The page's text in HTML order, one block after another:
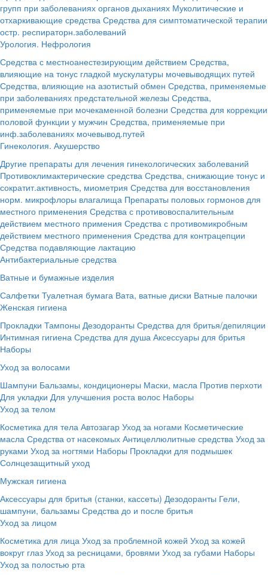
групп при заболеваниях органов дыханиях Муколитические и
отхаркивающие средства Средства для симптоматической терапии
остр. респираторн.заболеваний
Урология. Нефрология
Средства с местноанестезирующим действием Средства,
влияющие на тонус гладкой мускулатуры мочевыводящих путей
Средства, влияющие на азотистый обмен Средства, применяемые
при заболеваниях предстательной железы Средства,
применяемые при мочекаменной болезни Средства для коррекции
половой функции у мужчин Средства, применяемые при
инф.заболеваниях мочевывод.путей
Гинекология. Акушерство
Другие препараты для лечения гинекологических заболеваний
Противоклимактерические средства Средства, снижающие тонус и
сократит.активность, миометрия Средства для восстановления
норм. микрофлоры влагалища Препараты половых гормонов для
местного применения Средства с противовоспалительным
действием местного примения Средства с противомикробным
действием местного применения Средства для контрацепции
Средства подавляющие лактацию
Антибактериальные средства
Ватные и бумажные изделия
Салфетки Туалетная бумага Вата, ватные диски Ватные палочки
Женская гигиена
Прокладки Тампоны Дезодоранты Средства для бритья/депиляции
Интимная гигиена Средства для душа Аксессуары для бритья
Наборы
Уход за волосами
Шампуни Бальзамы, кондиционеры Маски, масла Против перхоти
Для укладки Для улучшения роста волос Наборы
Уход за телом
Косметика для тела Автозагар Уход за ногами Косметические
масла Средства от насекомых Антицеллюлитные средства Уход за
руками Уход за ногтями Наборы Прокладки для подмышек
Солнцезащитный уход
Мужская гигиена
Аксессуары для бритья (станки, кассеты) Дезодоранты Гели,
шампуни, бальзамы Средства до и после бритья
Уход за лицом
Косметика для лица Уход за проблемной кожей Уход за кожей
вокруг глаз Уход за ресницами, бровями Уход за губами Наборы
Уход за полостью рта